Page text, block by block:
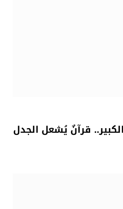
قرآنٌ يُشعل الجدل